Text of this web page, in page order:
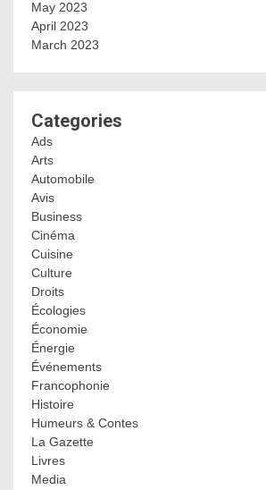
May 2023
April 2023
March 2023
Categories
Ads
Arts
Automobile
Avis
Business
Cinéma
Cuisine
Culture
Droits
Écologies
Économie
Énergie
Événements
Francophonie
Histoire
Humeurs & Contes
La Gazette
Livres
Media